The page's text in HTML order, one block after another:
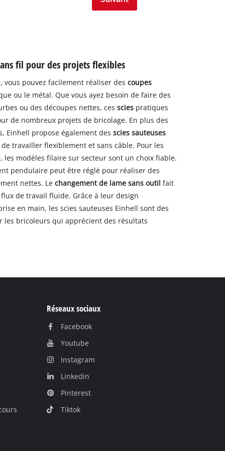
fil pour des projets flexibles
vous pouvez facilement réaliser des coupes
ou le métal. Que vous ayez besoin de faire des
ou des découpes nettes, ces scies pratiques
de nombreux projets de bricolage. En plus des
Einhell propose également des scies sauteuses
travailler flexiblement et sans câble. Pour les
les modèles filaire sur secteur sont un choix fiable.
pendulaire peut être réglé pour réaliser des
nettes. Le changement de lame sans outil fait
de travail fluide. Grâce à leur design
en main, les scies sauteuses Einhell sont des
les bricoleurs qui apprécient des résultats
Réseaux sociaux
Facebook
Youtube
Instagram
Linkedin
Pinterest
Tiktok